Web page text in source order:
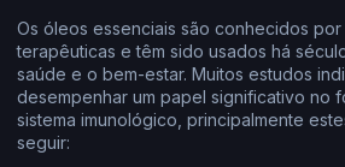
Os óleos essenciais são conhecidos
terapêuticas e têm sido usados há
saúde e o bem-estar. Muitos estudos
desempenhar um papel significativo no
sistema imunológico, principalmente
seguir: